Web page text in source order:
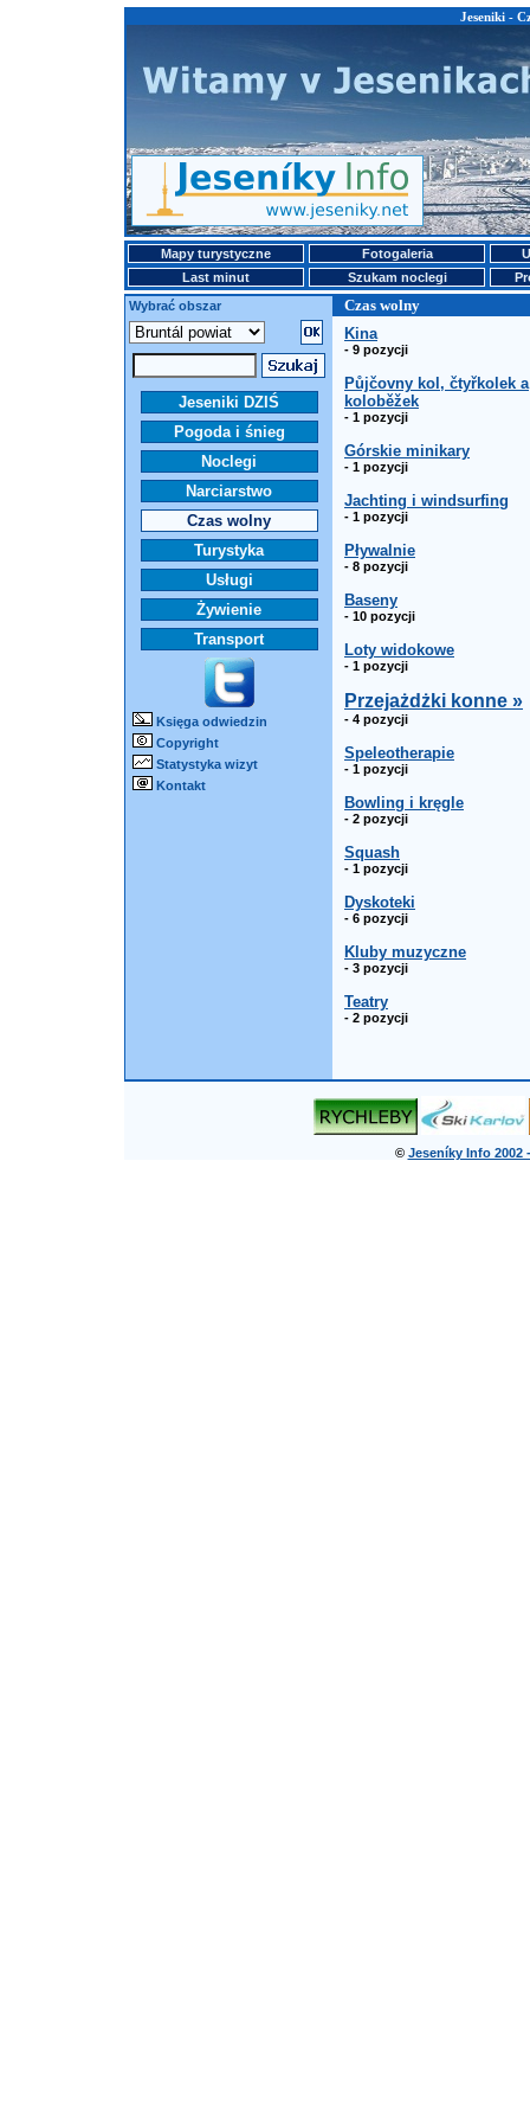
Jeseniki -
Mapy turystyczne Fotogaleria
Last minut
Szukam noclegi
Wybrać obszar
Czas wolny
Jeseniki DZIŚ
Pogoda i śnieg
Noclegi
Narciarstwo
Czas wolny
Turystyka
Usługi
Żywienie
Transport
Księga odwiedzin
Copyright
Statystyka wizyt
Kontakt
Kina
- 9 pozycji
Půjčovny kol, čtyřkolek a
koloběžek
- 1 pozycji
Górskie minikary
- 1 pozycji
Jachting i windsurfing
- 1 pozycji
Pływalnie
- 8 pozycji
Baseny
- 10 pozycji
Loty widokowe
- 1 pozycji
Przejażdżki konne »
- 4 pozycji
Speleotherapie
- 1 pozycji
Bowling i kręgle
- 2 pozycji
Squash
- 1 pozycji
Dyskoteki
- 6 pozycji
Kluby muzyczne
- 3 pozycji
Teatry
- 2 pozycji
© Jeseníky Info 2002